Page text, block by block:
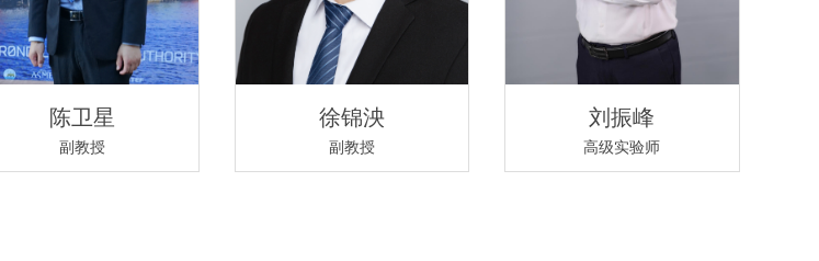
陈卫星
副教授
徐锦泱
副教授
刘振峰
高级实验师